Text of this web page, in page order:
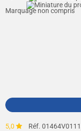
Marquage non compris
5,0 Réf.